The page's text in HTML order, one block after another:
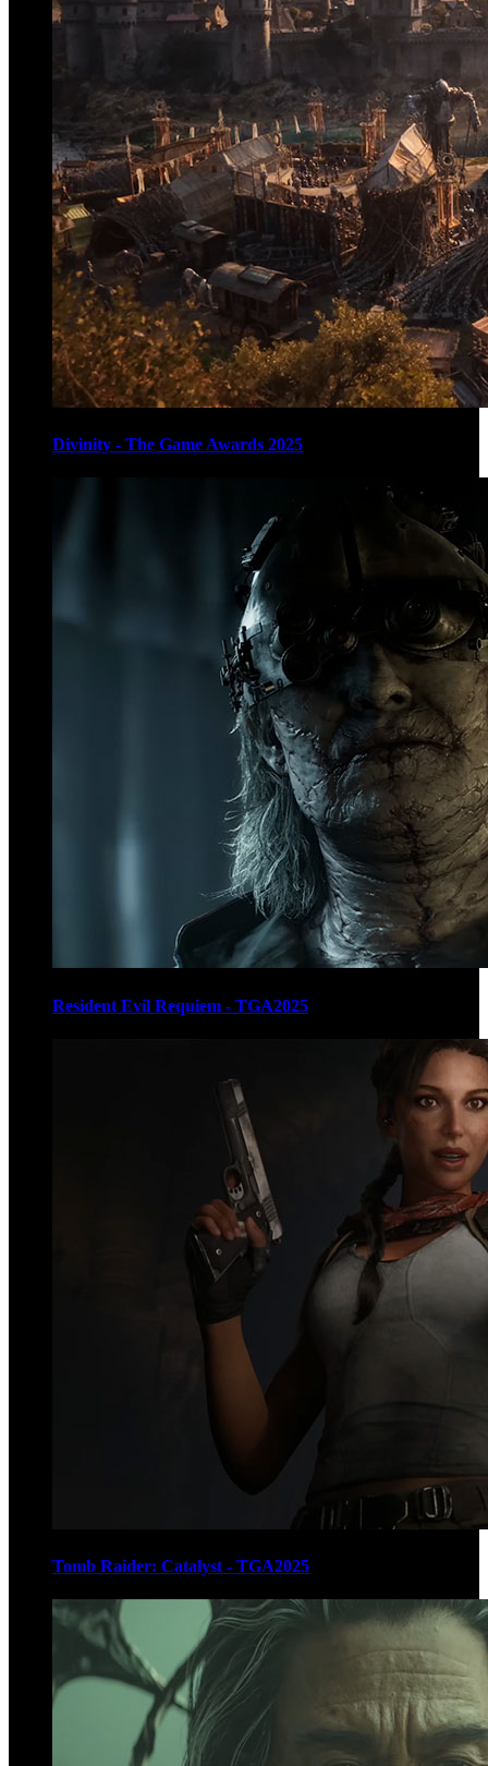
Divinity - The Game Awards 2025
Resident Evil Requiem - TGA2025
Tomb Raider: Catalyst - TGA2025